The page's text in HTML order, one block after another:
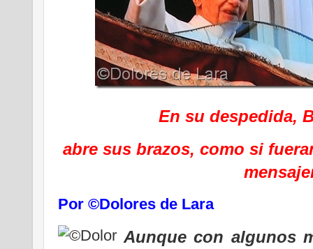
En su despedida,
abre sus brazos, como si
Por ©Dolores de Lara
Aunque con algunos